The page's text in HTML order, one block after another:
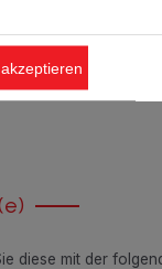
Warenkorb legen
diese mit der